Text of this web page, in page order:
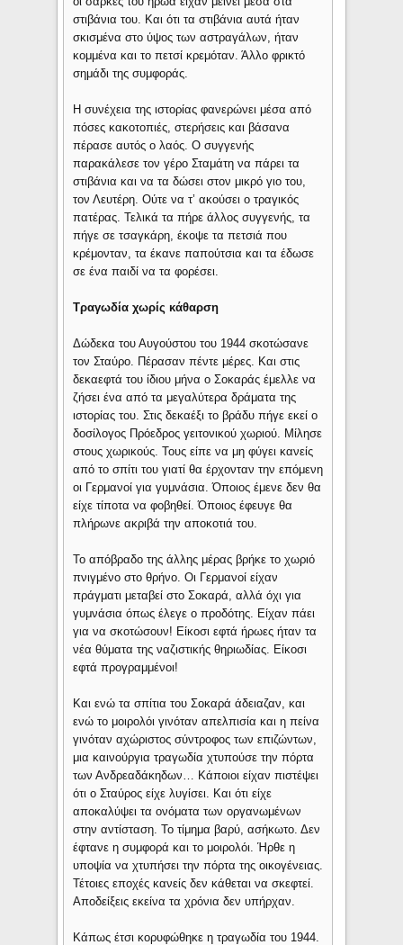
στιβάνια του. Και ότι τα στιβάνια αυτά ήταν
σκισμένα στο ύψος των αστραγάλων, ήταν
κομμένα και το πετσί κρεμόταν. Άλλο φρικτό
σημάδι της συμφοράς.
Η συνέχεια της ιστορίας φανερώνει μέσα από
πόσες κακοτοπιές, στερήσεις και βάσανα
πέρασε αυτός ο λαός. Ο συγγενής
παρακάλεσε τον γέρο Σταμάτη να πάρει τα
στιβάνια και να τα δώσει στον μικρό γιο του,
τον Λευτέρη. Ούτε να τ’ ακούσει ο τραγικός
πατέρας. Τελικά τα πήρε άλλος συγγενής, τα
πήγε σε τσαγκάρη, έκοψε τα πετσιά που
κρέμονταν, τα έκανε παπούτσια και τα έδωσε
σε ένα παιδί να τα φορέσει.
Τραγωδία χωρίς κάθαρση
Δώδεκα του Αυγούστου του 1944 σκοτώσανε
τον Σταύρο. Πέρασαν πέντε μέρες. Και στις
δεκαεφτά του ίδιου μήνα ο Σοκαράς έμελλε να
ζήσει ένα από τα μεγαλύτερα δράματα της
ιστορίας του. Στις δεκαέξι το βράδυ πήγε εκεί ο
δοσίλογος Πρόεδρος γειτονικού χωριού. Μίλησε
στους χωρικούς. Τους είπε να μη φύγει κανείς
από το σπίτι του γιατί θα έρχονταν την επόμενη
οι Γερμανοί για γυμνάσια. Όποιος έμενε δεν θα
είχε τίποτα να φοβηθεί. Όποιος έφευγε θα
πλήρωνε ακριβά την αποκοτιά του.
Το απόβραδο της άλλης μέρας βρήκε το χωριό
πνιγμένο στο θρήνο. Οι Γερμανοί είχαν
πράγματι μεταβεί στο Σοκαρά, αλλά όχι για
γυμνάσια όπως έλεγε ο προδότης. Είχαν πάει
για να σκοτώσουν! Είκοσι εφτά ήρωες ήταν τα
νέα θύματα της ναζιστικής θηριωδίας. Είκοσι
εφτά προγραμμένοι!
Και ενώ τα σπίτια του Σοκαρά άδειαζαν, και
ενώ το μοιρολόι γινόταν απελπισία και η πείνα
γινόταν αχώριστος σύντροφος των επιζώντων,
μια καινούργια τραγωδία χτυπούσε την πόρτα
των Ανδρεαδάκηδων… Κάποιοι είχαν πιστέψει
ότι ο Σταύρος είχε λυγίσει. Και ότι είχε
αποκαλύψει τα ονόματα των οργανωμένων
στην αντίσταση. Το τίμημα βαρύ, ασήκωτο. Δεν
έφτανε η συμφορά και το μοιρολόι. Ήρθε η
υποψία να χτυπήσει την πόρτα της οικογένειας.
Τέτοιες εποχές κανείς δεν κάθεται να σκεφτεί.
Αποδείξεις εκείνα τα χρόνια δεν υπήρχαν.
Κάπως έτσι κορυφώθηκε η τραγωδία του 1944.